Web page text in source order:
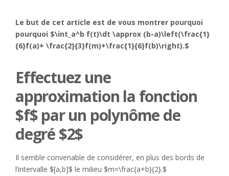
Le but de cet article est de vous montrer pourquoi
pourquoi $\int_a^b f(t)\dt \approx (b-a)\left(\frac{1}
{6}f(a)+ \frac{2}{3}f(m)+\frac{1}{6}f(b)\right).$
Effectuez une
approximation la fonction
$f$ par un polynôme de
degré $2$
Il semble convenable de considérer, en plus des bords de
l’intervalle $[a,b]$ le milieu $m=\frac{a+b}{2}.$